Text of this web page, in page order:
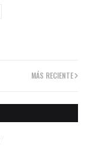
MÁS RECIENTE